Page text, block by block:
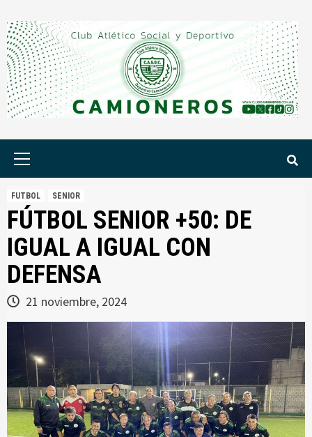
al
contenido
FUTBOL SENIOR
FÚTBOL SENIOR +50: DE
IGUAL A IGUAL CON
DEFENSA
21 noviembre, 2024